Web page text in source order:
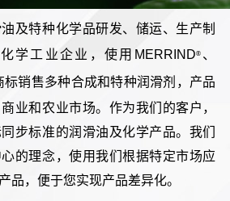
及特种化学品研发、储运、生产制
学工业企业，使用MERRIND®、
标销售多种合成和特种润滑剂，产品
业和农业市场。作为我们的客户，
步标准的润滑油及化学产品。我们
的理念，使用我们根据特定市场应
品，便于您实现产品差异化。